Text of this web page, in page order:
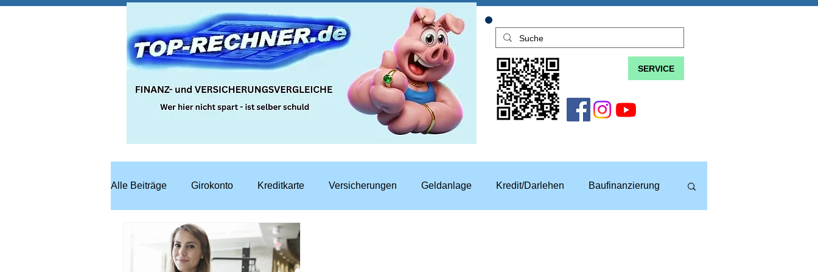
SERVICE
Alle Beiträge Girokonto Kreditkarte Versicherungen Geldanlage Kredit/Darlehen Baufinanzierung
Recht Bausparen